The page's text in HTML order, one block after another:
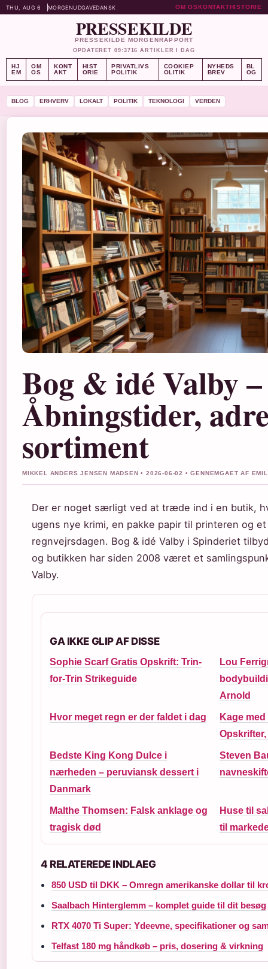
THU, AUG 6 MORGENUDGAVEDANSK OM OSKONTAKTHISTORIE
PRESSEKILDE
PRESSEKILDE MORGENRAPPORT
OPDATERET 09:3716 ARTIKLER I DAG
HJ
EM
OM
OS
KONT
AKT
HIST
ORIE
PRIVATLIVS
POLITIK
COOKIEP
OLITIK
NYHEDS
BREV
BL
OG
BLOG ERHVERV LOKALT POLITIK TEKNOLOGI VERDEN
Bog & idé Valby –
Åbningstider,
sortiment
MIKKEL ANDERS JENSEN MADSEN • 2026-06-02 • GENNEMGAET AF
Der er noget særligt ved at træde ind i en butik,
ugens nye krimi, en pakke papir til printeren og
regnvejrsdagen. Bog & idé Valby i Spinderiet
og butikken har siden 2008 været et
Valby.
GA IKKE GLIP AF DISSE
Sophie Scarf Gratis Opskrift: Trin-
for-Trin Strikeguide
Lou
Arnold
Hvor meget regn er der faldet i dag
Kage
Bedste King Kong Dulce i
nærheden – peruviansk dessert i
Danmark
Steven
Malthe Thomsen: Falsk anklage og
tragisk død
Huse til
til
4 RELATEREDE INDLAEG
850 USD til DKK – Omregn amerikanske dollar til
Saalbach Hinterglemm – komplet guide til dit besøg
RTX 4070 Ti Super: Ydeevne, specifikationer og
Telfast 180 mg håndkøb – pris, dosering & virkning